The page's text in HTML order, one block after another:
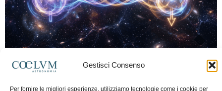
Gestisci Consenso
Per fornire le migliori esperienze, utilizziamo tecnologie come i cookie per
Marco Lorrai - 15 Giugno 2026 0
moderna: due particelle possono mostrare correlazioni che sembrano ignorare